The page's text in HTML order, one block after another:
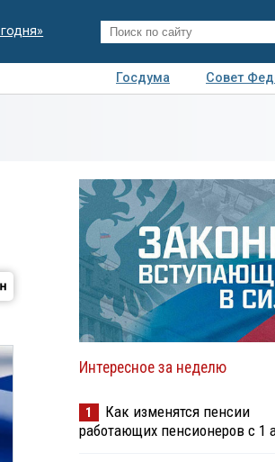
Госдума
Совет
Интересное за неделю
1
Как изменятся пенсии
работающих пенсионеров с 1